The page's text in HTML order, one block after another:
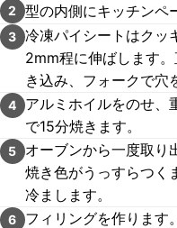
2 型の内側にキッチンペ
3 冷凍パイシートはクッ
2mm程に伸ばします
き込み、フォークで穴
4
アルミホイルをのせ
で15分焼きます。
5
オーブンから一度取り
焼き色がうっすらつく
冷まします。
6
フィリングを作ります